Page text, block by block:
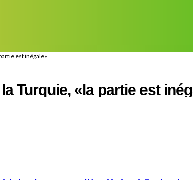
est inégale»
Turquie, «la partie est